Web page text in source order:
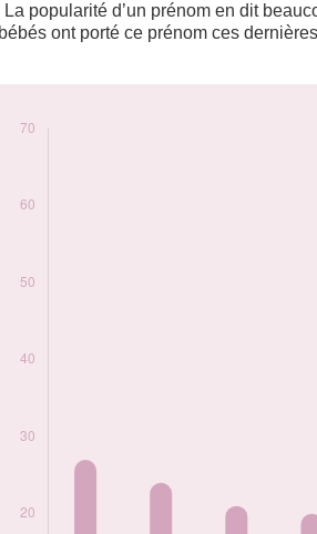
La popularité d’un prénom en dit
bébés ont porté ce prénom ces
Agathe par
20
27
24